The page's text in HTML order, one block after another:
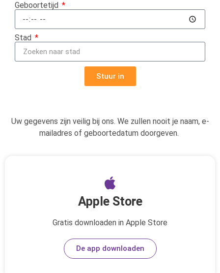
Geboortetijd
Stad
Stuur in
Uw gegevens zijn veilig bij ons. We zullen nooit je naam, e-
mailadres of geboortedatum doorgeven.
Apple Store
Gratis downloaden in Apple Store
De app downloaden